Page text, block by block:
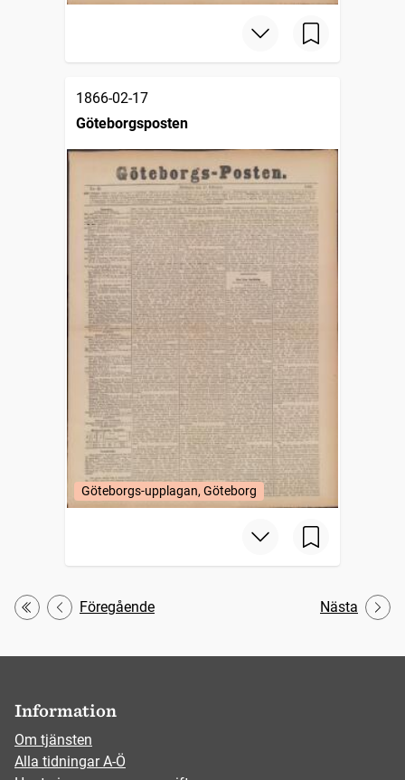
1866-02-17
Göteborgsposten
Göteborgs-upplagan, Göteborg
Första
Föregående Nästa
Information
Om tjänsten
Alla tidningar A-Ö